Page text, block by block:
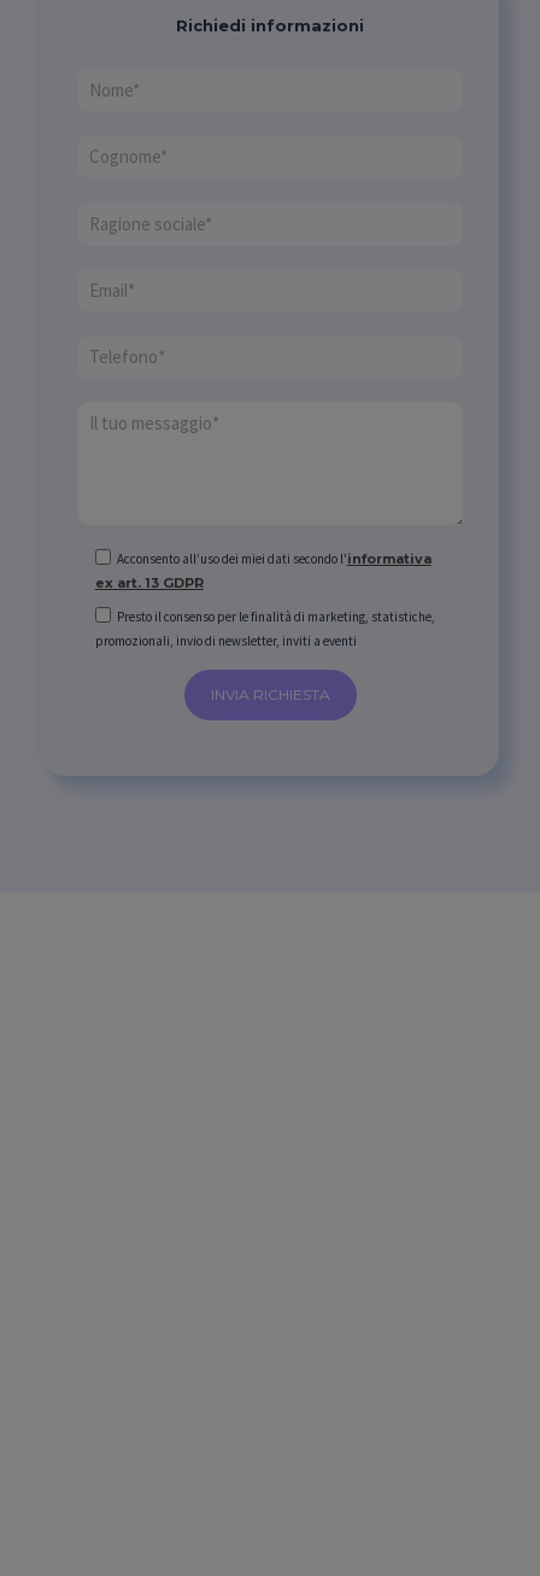
Richiedi informazioni
Acconsento all’uso dei miei dati secondo l'informativa
ex art. 13 GDPR
Presto il consenso per le finalità di marketing, statistiche,
promozionali, invio di newsletter, inviti a eventi
INVIA RICHIESTA